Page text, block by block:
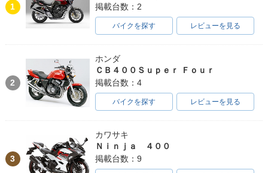
1
掲載台数：2
バイクを探す レビューを見る
2
ホンダ
ＣＢ４００Ｓｕｐｅｒ Ｆｏｕｒ
掲載台数：4
バイクを探す レビューを見る
3
カワサキ
Ｎｉｎｊａ ４００
掲載台数：9